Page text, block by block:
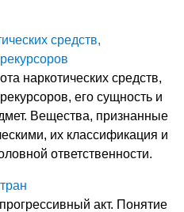
средств,
наркотических средств,
его сущность и
Вещества, признанные
их классификация и
ответственности.
акт. Понятие